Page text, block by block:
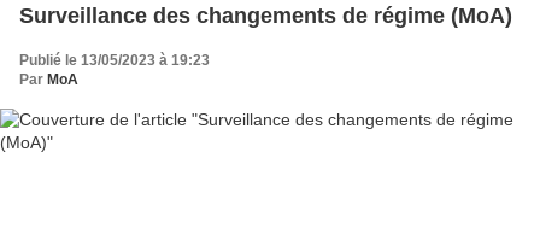
Surveillance des changements de régime (MoA)
Publié le 13/05/2023 à 19:23
Par MoA